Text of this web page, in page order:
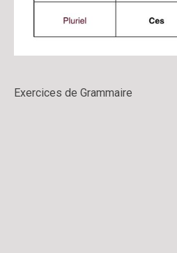
Exercices de Grammaire